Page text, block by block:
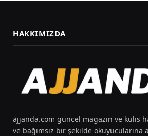
HAKKIMIZDA
ajjanda.com güncel magazin ve kulis
ve bağımsız bir şekilde okuyucularına